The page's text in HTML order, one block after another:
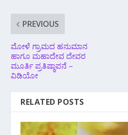
PREVIOUS
ಮೋಳೆ ಗ್ರಾಮದ ಹನುಮಾನ
ಹಾಗೂ ಮಹಾದೇವ ದೇವರ
ಮೂರ್ತಿ ಪ್ರತಿಷ್ಠಾಪನೆ –
ವಿಡಿಯೋ
RELATED POSTS